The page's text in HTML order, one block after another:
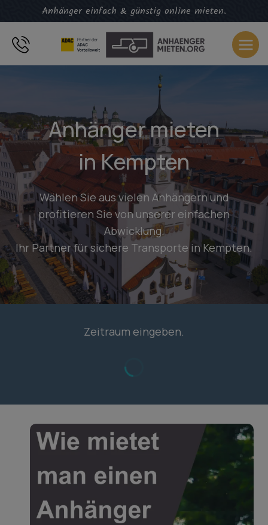
Inhalt
springen
Anhänger einfach & günstig online mieten.
Anhänger mieten
in Kempten
Wählen Sie aus vielen Anhängern und
profitieren Sie von unserer einfachen
Abwicklung.
Ihr Partner für sichere Transporte in Kempten.
Zeitraum eingeben.